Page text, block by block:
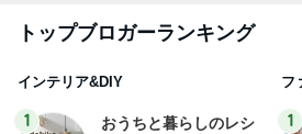
トップブロガーランキング
インテリア&DIY
1
おうちと暮らしのレシ
フ
1